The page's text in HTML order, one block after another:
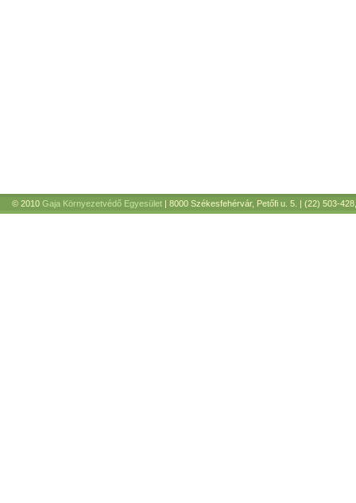
© 2010 Gaja Környezetvédő Egyesület | 8000 Székesfehérvár, Petőfi u. 5. | (22) 503-